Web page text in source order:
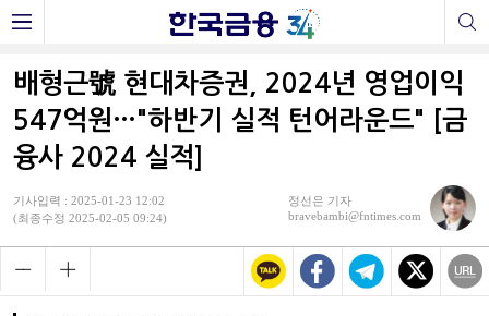
배형근號 현대차증권, 2024년 영업이익
547억원…"하반기 실적 턴어라운드" [금
융사 2024 실적]
기사입력 : 2025-01-23 12:02
(최종수정 2025-02-05 09:24)
정선은 기자
bravebambi@fntimes.com